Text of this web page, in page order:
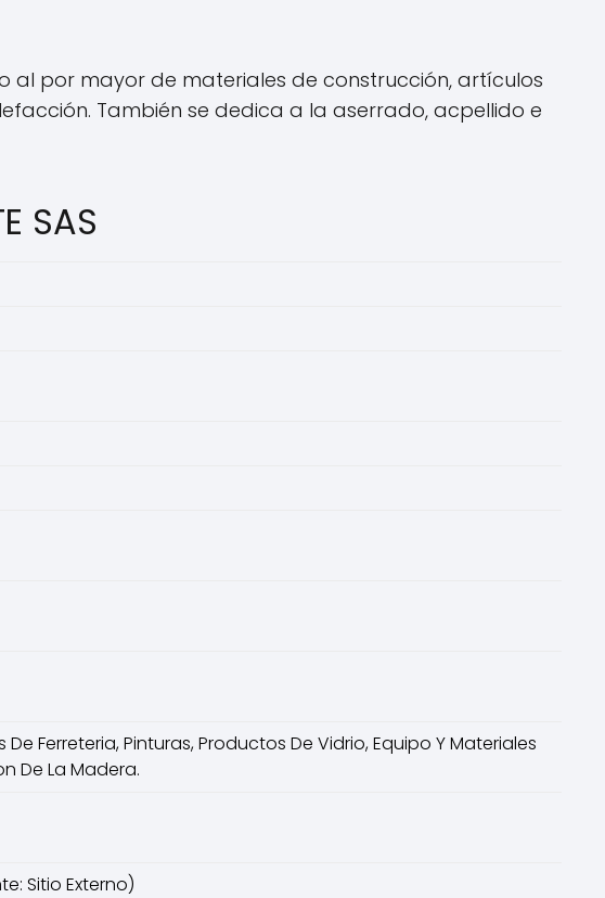
al por mayor de materiales de construcción, artículos
También se dedica a la aserrado, acpellido e
SAS
Ferreteria, Pinturas, Productos De Vidrio, Equipo Y Materiales
De La Madera.
Sitio Externo)